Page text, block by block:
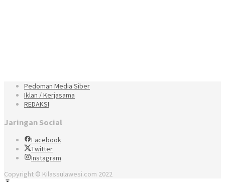
Pedoman Media Siber
Iklan / Kerjasama
REDAKSI
Jaringan Social
Facebook
Twitter
Instagram
Copyright © Kilassulawesi.com 2022